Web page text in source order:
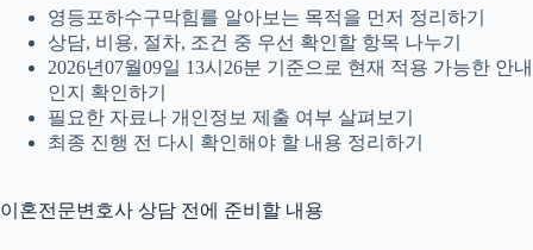
영등포하수구막힘를 알아보는 목적을 먼저 정리하기
상담, 비용, 절차, 조건 중 우선 확인할 항목 나누기
2026년07월09일 13시26분 기준으로 현재 적용 가능한 안내
인지 확인하기
필요한 자료나 개인정보 제출 여부 살펴보기
최종 진행 전 다시 확인해야 할 내용 정리하기
이혼전문변호사 상담 전에 준비할 내용